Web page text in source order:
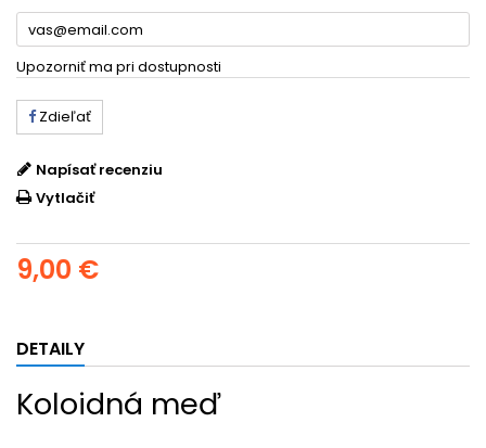
Upozorniť ma pri dostupnosti
Zdieľať
Napísať recenziu
Vytlačiť
9,00 €
DETAILY
Koloidná meď